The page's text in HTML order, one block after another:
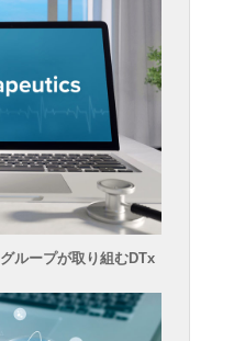
ループが取り組むDTx